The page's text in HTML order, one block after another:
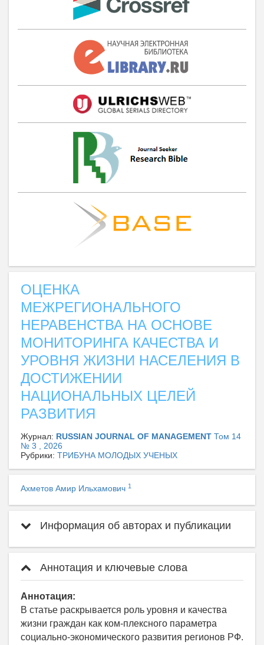
ОЦЕНКА
МЕЖРЕГИОНАЛЬНОГО
НЕРАВЕНСТВА НА ОСНОВЕ
МОНИТОРИНГА КАЧЕСТВА И
УРОВНЯ ЖИЗНИ НАСЕЛЕНИЯ В
ДОСТИЖЕНИИ
НАЦИОНАЛЬНЫХ ЦЕЛЕЙ
РАЗВИТИЯ
Журнал: RUSSIAN JOURNAL OF MANAGEMENT Том 14
№ 3 , 2026
Рубрики: ТРИБУНА МОЛОДЫХ УЧЕНЫХ
Ахметов Амир Ильхамович 1
Информация об авторах и публикации
Аннотация и ключевые слова
Аннотация:
В статье раскрывается роль уровня и качества
жизни граждан как ком-плексного параметра
социально-экономического развития регионов РФ.